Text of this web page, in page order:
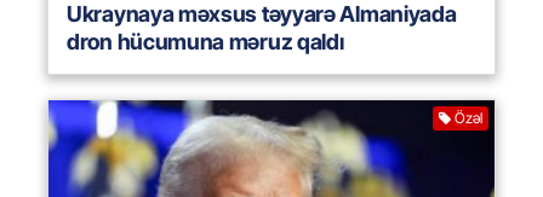
Ukraynaya məxsus təyyarə Almaniyada
dron hücumuna məruz qaldı
Özəl